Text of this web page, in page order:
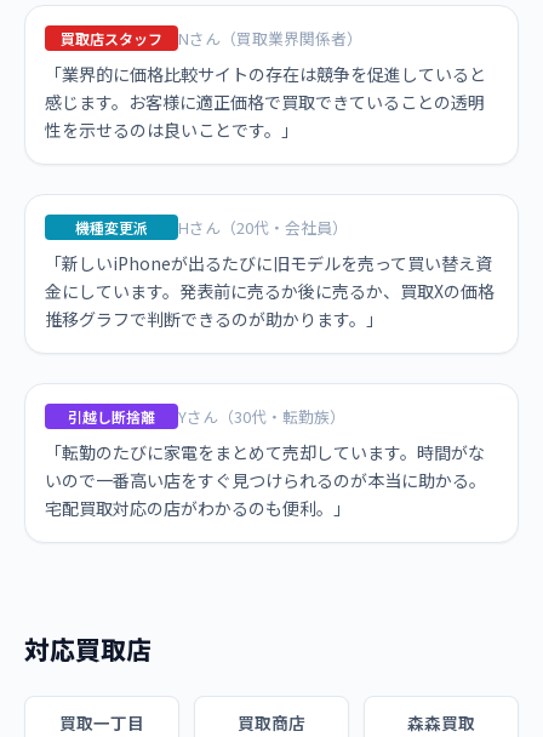
買取店スタッフ Nさん（買取業界関係者）
「業界的に価格比較サイトの存在は競争を促進していると
感じます。お客様に適正価格で買取できていることの透明
性を示せるのは良いことです。」
機種変更派 Hさん（20代・会社員）
「新しいiPhoneが出るたびに旧モデルを売って買い替え資
金にしています。発表前に売るか後に売るか、買取Xの価格
推移グラフで判断できるのが助かります。」
引越し断捨離 Yさん（30代・転勤族）
「転勤のたびに家電をまとめて売却しています。時間がな
いので一番高い店をすぐ見つけられるのが本当に助かる。
宅配買取対応の店がわかるのも便利。」
対応買取店
買取一丁目 買取商店 森森買取